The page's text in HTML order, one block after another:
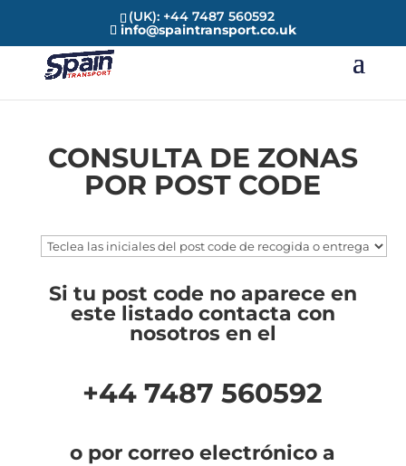
(UK): +44 7487 560592
info@spaintransport.co.uk
CONSULTA DE ZONAS
POR POST CODE
Si tu post code no aparece en
este listado contacta con
nosotros en el
+44 7487 560592
o por correo electrónico a